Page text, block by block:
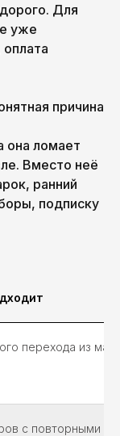
Для
уже
причина
она ломает
Вместо неё
ранний
подписку
перехода из
с повторными